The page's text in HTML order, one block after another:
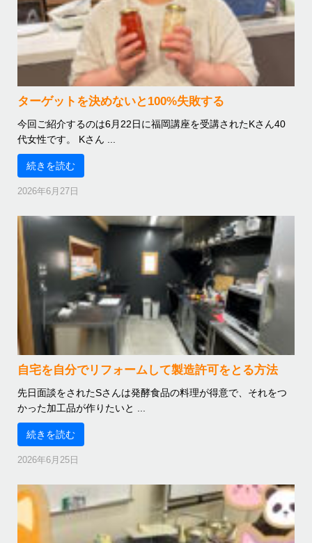
ターゲットを決めないと100%失敗する
今回ご紹介するのは6月22日に福岡講座を受講されたKさん40
代女性です。 Kさん ...
続きを読む
2026年6月27日
自宅を自分でリフォームして製造許可をとる方法
先日面談をされたSさんは発酵食品の料理が得意で、それをつ
かった加工品が作りたいと ...
続きを読む
2026年6月25日